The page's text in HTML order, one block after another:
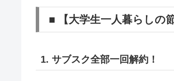
■ 【大学生一人暮らしの
1. サブスク全部一回解約！